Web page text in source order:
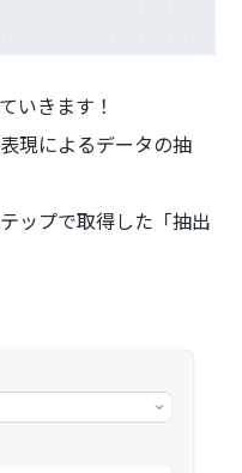
いきます！
現によるデータの抽
ップで取得した「抽出